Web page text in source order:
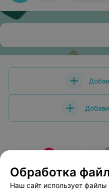
О проекте Новости
Медицинский
Обработка
Наш сайт использует